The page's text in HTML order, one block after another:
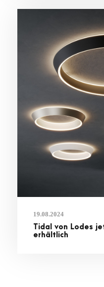
19.08.2024
Tidal von Lodes
erhältlich